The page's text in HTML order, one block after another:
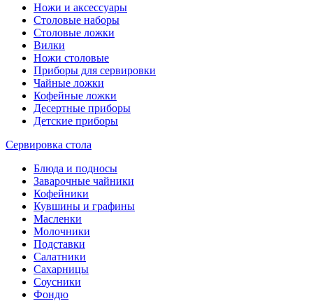
Ножи и аксессуары
Столовые наборы
Столовые ложки
Вилки
Ножи столовые
Приборы для сервировки
Чайные ложки
Кофейные ложки
Десертные приборы
Детские приборы
Сервировка стола
Блюда и подносы
Заварочные чайники
Кофейники
Кувшины и графины
Масленки
Молочники
Подставки
Салатники
Сахарницы
Соусники
Фондю